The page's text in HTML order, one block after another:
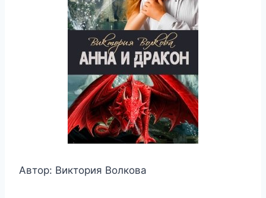
Автор: Виктория Волкова